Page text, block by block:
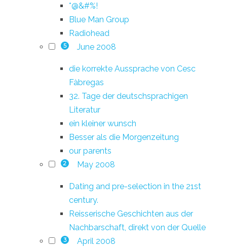
*@&#%!
Blue Man Group
Radiohead
5 June 2008
die korrekte Aussprache von Cesc
Fàbregas
32. Tage der deutschsprachigen
Literatur
ein kleiner wunsch
Besser als die Morgenzeitung
our parents
2 May 2008
Dating and pre-selection in the 21st
century.
Reisserische Geschichten aus der
Nachbarschaft, direkt von der Quelle
3 April 2008